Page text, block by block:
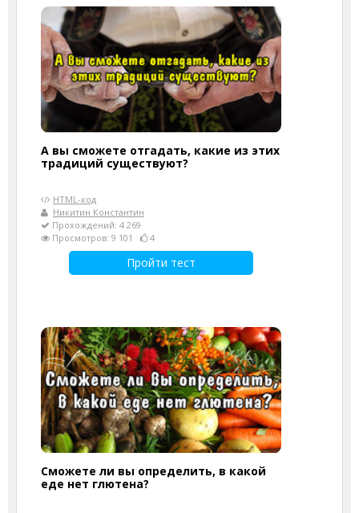
А вы сможете отгадать, какие из этих
традиций существуют?
HTML-код
Никитин Константин
Прохождений: 4 269
Просмотров: 9 101
4
Пройти тест
Сможете ли вы определить, в какой
еде нет глютена?